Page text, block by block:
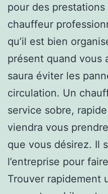
pour des prestations
chauffeur
qu’il est bien
présent quand vous
saura éviter les
circulation. Un
service sobre,
viendra vous
que vous désirez. Il
l’entreprise pour
Trouver rapidement